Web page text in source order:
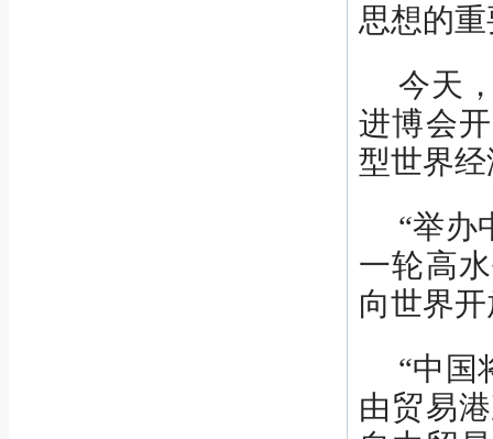
思想的
今天
进博会
型世界
“举办
一轮高
向世界
“中国
由贸易